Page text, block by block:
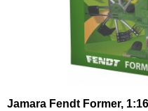
Jamara Fendt Former, 1:16